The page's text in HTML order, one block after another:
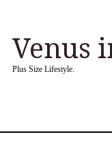
Venus
Plus Size Lifestyle.